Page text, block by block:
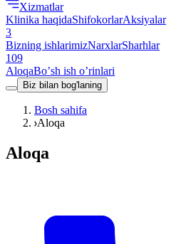
Xizmatlar
Klinika haqidaShifokorlarAksiyalar
3
Bizning ishlarimizNarxlarSharhlar
109
AloqaBoʼsh ish oʼrinlari
Biz bilan bog'laning
Bosh sahifa
Aloqa
Aloqa